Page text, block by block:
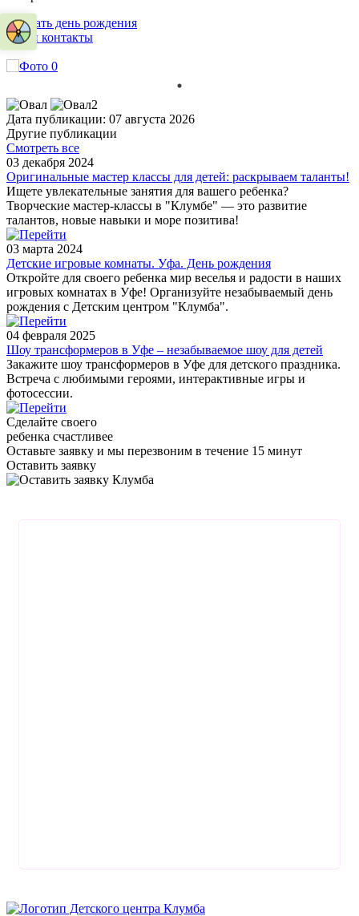
Заказать день рождения
Наши контакты
Дата публикации: 07 августа 2026
Другие публикации
Смотреть все
03 декабря 2024
Оригинальные мастер классы для детей: раскрываем таланты!
Ищете увлекательные занятия для вашего ребенка?
Творческие мастер-классы в "Клумбе" — это развитие
талантов, новые навыки и море позитива!
03 марта 2024
Детские игровые комнаты. Уфа. День рождения
Откройте для своего ребенка мир веселья и радости в наших
игровых комнатах в Уфе! Организуйте незабываемый день
рождения с Детским центром "Клумба".
04 февраля 2025
Шоу трансформеров в Уфе – незабываемое шоу для детей
Закажите шоу трансформеров в Уфе для детского праздника.
Встреча с любимыми героями, интерактивные игры и
фотосессии.
Сделайте своего
ребенка счастливее
Оставьте заявку и мы перезвоним в течение 15 минут
Оставить заявку